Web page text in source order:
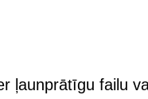
ļaunprātīgu failu